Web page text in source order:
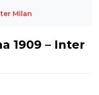
Milan
1909 – Inter